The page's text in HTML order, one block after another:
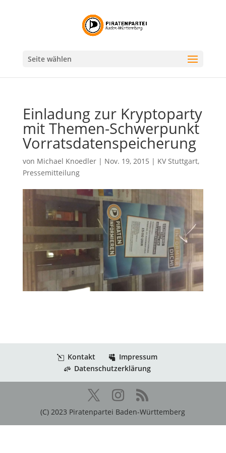
Seite wählen
Einladung zur Kryptoparty
mit Themen-Schwerpunkt
Vorratsdatenspeicherung
von Michael Knoedler| Nov. 19, 2015 | KV Stuttgart,
Pressemitteilung
Kontakt
Impressum
Datenschutzerklärung
(C) 2023 Piratenpartei Baden-Württemberg